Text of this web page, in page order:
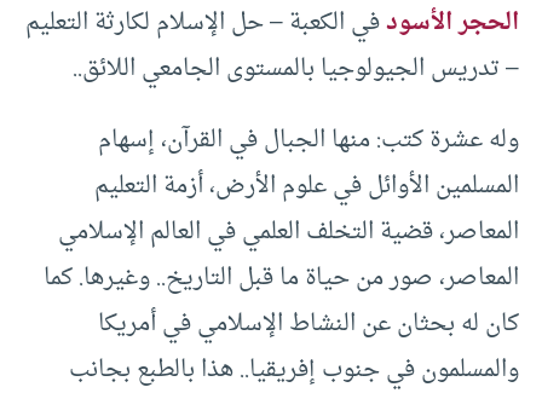
الحجر الأسودفي الكعبة – حل الإسلام لكارثة التعليم
– تدريس الجيولوجيا بالمستوى الجامعي اللائق..
وله عشرة كتب: منها الجبال في القرآن، إسهام
المسلمين الأوائل في علوم الأرض، أزمة التعليم
المعاصر، قضية التخلف العلمي في العالم الإسلامي
المعاصر، صور من حياة ما قبل التاريخ.. وغيرها. كما
كان له بحثان عن النشاط الإسلامي في أمريكا
والمسلمون في جنوب إفريقيا.. هذا بالطبع بجانب